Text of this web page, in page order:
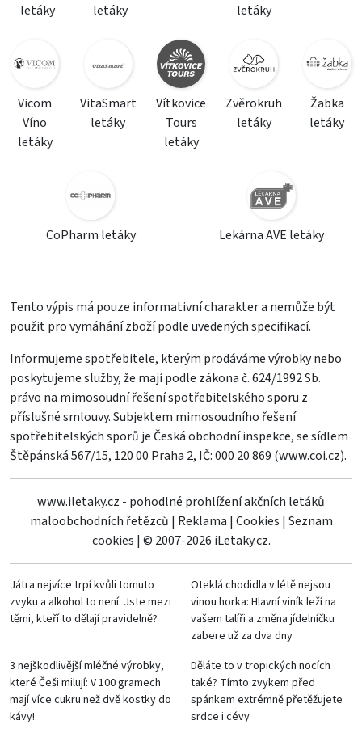
letáky
letáky
letáky
Vicom
Víno
letáky
VitaSmart
letáky
Vítkovice
Tours
letáky
Zvěrokruh
letáky
Žabka
letáky
CoPharm letáky Lekárna AVE letáky
Tento výpis má pouze informativní charakter a nemůže být
použit pro vymáhání zboží podle uvedených specifikací.
Informujeme spotřebitele, kterým prodáváme výrobky nebo
poskytujeme služby, že mají podle zákona č. 624/1992 Sb.
právo na mimosoudní řešení spotřebitelského sporu z
příslušné smlouvy. Subjektem mimosoudního řešení
spotřebitelských sporů je Česká obchodní inspekce, se sídlem
Štěpánská 567/15, 120 00 Praha 2, IČ: 000 20 869 (www.coi.cz).
www.iletaky.cz - pohodlné prohlížení akčních letáků
maloobchodních řetězců | Reklama | Cookies | Seznam
cookies | © 2007-2026 iLetaky.cz.
Játra nejvíce trpí kvůli tomuto
zvyku a alkohol to není: Jste mezi
těmi, kteří to dělají pravidelně?
Oteklá chodidla v létě nejsou
vinou horka: Hlavní viník leží na
vašem talíři a změna jídelníčku
zabere už za dva dny
3 nejškodlivější mléčné výrobky,
které Češi milují: V 100 gramech
mají více cukru než dvě kostky do
kávy!
Děláte to v tropických nocích
také? Tímto zvykem před
spánkem extrémně přetěžujete
srdce i cévy